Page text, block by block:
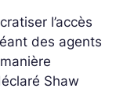
l’accès
des agents
Shaw